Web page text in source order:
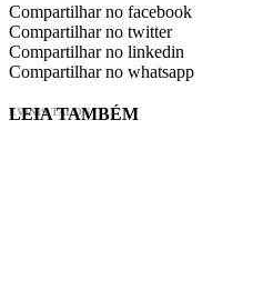
Compartilhar no facebook
Compartilhar no twitter
Compartilhar no linkedin
Compartilhar no whatsapp
EVINIS TALON
LEIA TAMBÉM